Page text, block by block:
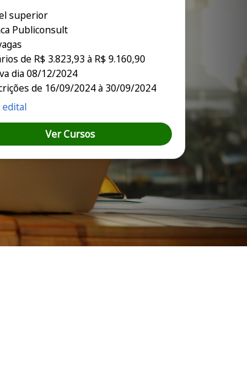
superior
Publiconsult
de R$ 3.823,93 à R$ 9.160,90
dia 08/12/2024
de 16/09/2024 à 30/09/2024
edital
Ver Cursos